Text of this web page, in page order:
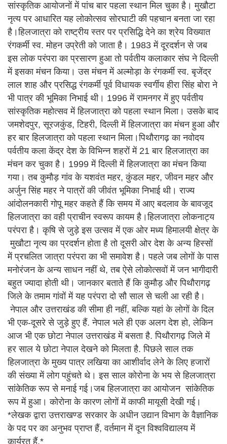
सांस्कृतिक आयोजनों में पांच बार पहला स्थान मिल चुका है। मुखौटा
नृत्य पर आधारित यह लोकोत्सव सोरघाटी की पहचान बनता जा रहा
है।हिलजात्रा को राष्ट्रीय स्तर पर प्रसिद्धि देने का श्रेय विख्यात
रंगकर्मी स्व. मोहन उप्रेती को जाता है। 1983 में दूरदर्शन से जब
इस लोक परंपरा का प्रसारण हुआ तो पर्वतीय कलाकार संघ ने दिल्ली
में इसका मंचन किया। उस मंचन में अल्मोड़ा के रंगकर्मी स्व. बृजेंद्र
लाल शाह और प्रसिद्ध रंगकर्मी पूर्व विधायक स्वर्गीय हीरा सिंह बोरा ने
भी पात्र की भूमिका निभाई थी। 1996 में रामनगर में हुए पर्वतीय
सांस्कृतिक महोत्सव में हिलजात्रा को पहला स्थान मिला। उसके बाद
जमशेदपुर, सूरजकुंड, टिहरी, दिल्ली में हिलजात्रा का मंचन हुआ और
हर बार हिलजात्रा को पहला स्थान मिला।पिथौरागढ़ का नवोदय
पर्वतीय कला केंद्र देश के विभिन्न शहरों में 21 बार हिलजात्रा का
मंचन कर चुका है। 1999 में दिल्ली में हिलजात्रा का मंचन किया
गया। तब कुमौड़ गांव के यशवंत महर, कुंडल महर, जीवन महर और
अर्जुन सिंह महर ने पात्रों की जीवंत भूमिका निभाई थी। राज्य
आंदोलनकारी गोपू महर कहते हैं कि समय में आए बदलाव के बावजूद
हिलजात्रा का वही प्राचीन स्वरूप कायम है।हिलजात्रा लोकनाट्य
परंपरा है। कृषि से जुड़े इस उत्सव में एक ओर मध्य हिमालयी क्षेत्र के
मुखौटा नृत्य का प्रदर्शन होता है तो दूसरी ओर देश के अन्य हिस्सों
में प्रचलित जात्रा परंपरा का भी समावेश है। पहले जब लोगों के पास
मनोरंजन के अन्य साधन नहीं थे, तब ऐसे लोकोत्सवों में जन भागीदारी
बहुत ज्यादा होती थी। जानकार बताते हैं कि कुमौड़ और पिथौरागढ़
जिले के तमाम गांवों में यह परंपरा दो सौ साल से चली आ रही है।
नेपाल और उत्तराखंड की सीमा ही नहीं, बल्क‍ि यहां के लोगों के दिल
भी एक-दूसरे से जुड़े हुए हैं. नेपाल भले ही एक अलग देश हो, लेकिन
आज भी एक छोटा नेपाल उत्तराखंड में बसता है. पिथौरागढ़ जिले में
हर साल ये छोटा नेपाल देखने को मिलता है. पिछले साल तक
हिलजात्रा के मुख्य पात्र लखिया का आशीर्वाद लेने के लिए हजारों
की संख्या में लोग पहुंचते थे। इस साल कोरोना के भय से हिलजात्रा
सांकेतिक रूप से मनाई गई।जब हिलजात्रा का आयोजन सांकेतिक
रूप में हुआ। कोरोना के कारण लोगों में काफी मायूसी देखी गई।
*लेखक द्वारा उत्तराखण्ड सरकार के अधीन उद्यान विभाग के वैज्ञानिक
के पद पर का अनुभव प्राप्त हैं, वर्तमान में दून विश्वविद्यालय में
कार्यरत हैं.*